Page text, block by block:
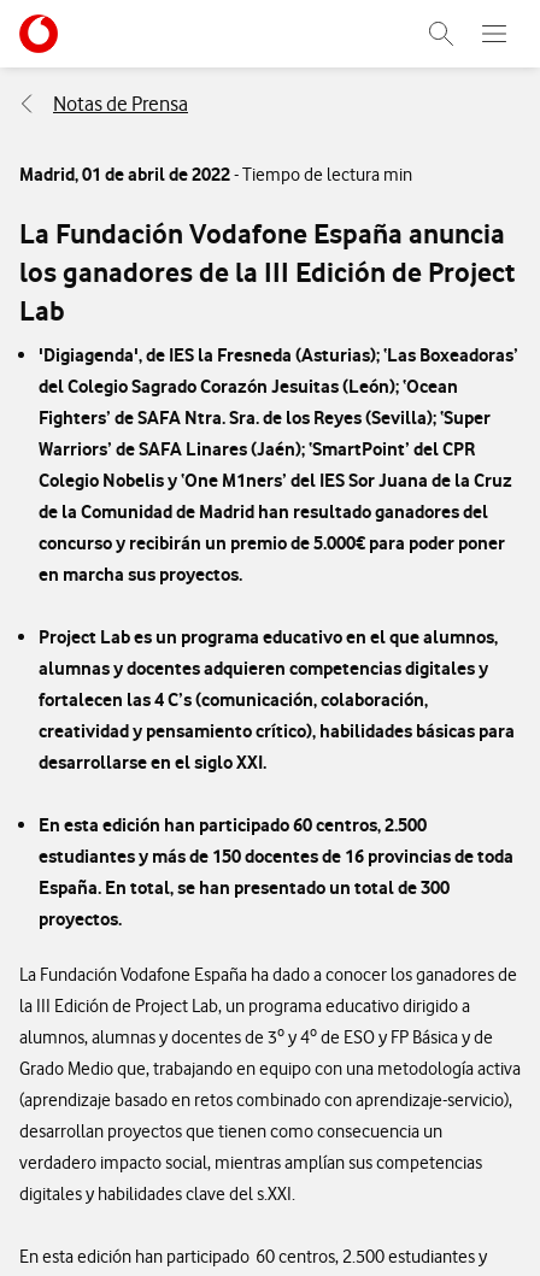
Ir a la pagina principal de vodafone.es
Abrir
Menu
Abre
Notas de Prensa
Madrid,01 de abril de 2022- Tiempo de lectura min
La Fundación Vodafone España anuncia
los ganadores de la III Edición de Project
Lab
'Digiagenda', de IES la Fresneda (Asturias); ‘Las Boxeadoras’
del Colegio Sagrado Corazón Jesuitas (León); ‘Ocean
Fighters’ de SAFA Ntra. Sra. de los Reyes (Sevilla); ‘Super
Warriors’ de SAFA Linares (Jaén); ‘SmartPoint’ del CPR
Colegio Nobelis y ‘One M1ners’ del IES Sor Juana de la Cruz
de la Comunidad de Madrid han resultado ganadores del
concurso y recibirán un premio de 5.000€ para poder poner
en marcha sus proyectos.
Project Lab es un programa educativo en el que alumnos,
alumnas y docentes adquieren competencias digitales y
fortalecen las 4 C’s (comunicación, colaboración,
creatividad y pensamiento crítico), habilidades básicas para
desarrollarse en el siglo XXI.
En esta edición han participado 60 centros, 2.500
estudiantes y más de 150 docentes de 16 provincias de toda
España. En total, se han presentado un total de 300
proyectos.
La Fundación Vodafone España ha dado a conocer los ganadores de
la III Edición de Project Lab, un programa educativo dirigido a
alumnos, alumnas y docentes de 3º y 4º de ESO y FP Básica y de
Grado Medio que, trabajando en equipo con una metodología activa
(aprendizaje basado en retos combinado con aprendizaje-servicio),
desarrollan proyectos que tienen como consecuencia un
verdadero impacto social, mientras amplían sus competencias
digitales y habilidades clave del s.XXI.
En esta edición han participado 60 centros, 2.500 estudiantes y